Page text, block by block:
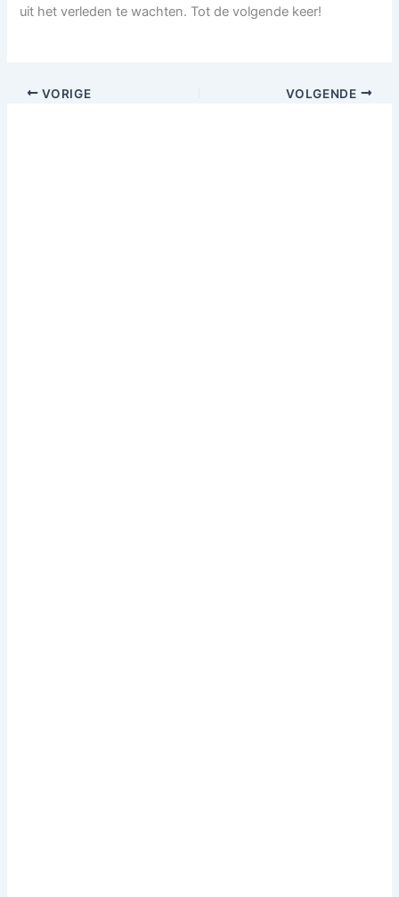
uit het verleden te wachten. Tot de volgende keer!
VORIGE VOLGENDE